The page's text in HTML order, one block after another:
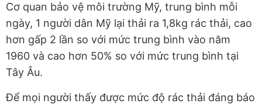
Cơ quan bảo vệ môi trường Mỹ, trung bình mỗi
ngày, 1 người dân Mỹ lại thải ra 1,8kg rác thải, cao
hơn gấp 2 lần so với mức trung bình vào năm
1960 và cao hơn 50% so với mức trung bình tại
Tây Âu.
Để mọi người thấy được mức độ rác thải đáng báo